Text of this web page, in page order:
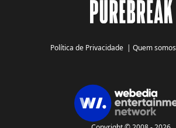
Política de Privacidade | Quem somos